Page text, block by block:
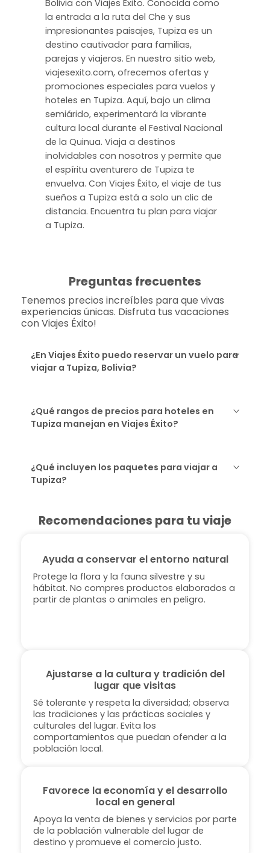
Bolivia con Viajes Éxito. Conocida como
la entrada a la ruta del Che y sus
impresionantes paisajes, Tupiza es un
destino cautivador para familias,
parejas y viajeros. En nuestro sitio web,
viajesexito.com, ofrecemos ofertas y
promociones especiales para vuelos y
hoteles en Tupiza. Aquí, bajo un clima
semiárido, experimentará la vibrante
cultura local durante el Festival Nacional
de la Quinua. Viaja a destinos
inolvidables con nosotros y permite que
el espíritu aventurero de Tupiza te
envuelva. Con Viajes Éxito, el viaje de tus
sueños a Tupiza está a solo un clic de
distancia. Encuentra tu plan para viajar
a Tupiza.
Preguntas frecuentes
Tenemos precios increíbles para que vivas
experiencias únicas. Disfruta tus vacaciones
con Viajes Éxito!
¿En Viajes Éxito puedo reservar un vuelo para
viajar a Tupiza, Bolivia?
¿Qué rangos de precios para hoteles en
Tupiza manejan en Viajes Éxito?
¿Qué incluyen los paquetes para viajar a
Tupiza?
Recomendaciones para tu viaje
Ayuda a conservar el entorno natural
Protege la flora y la fauna silvestre y su
hábitat. No compres productos elaborados a
partir de plantas o animales en peligro.
Ajustarse a la cultura y tradición del
lugar que visitas
Sé tolerante y respeta la diversidad; observa
las tradiciones y las prácticas sociales y
culturales del lugar. Evita los
comportamientos que puedan ofender a la
población local.
Favorece la economía y el desarrollo
local en general
Apoya la venta de bienes y servicios por parte
de la población vulnerable del lugar de
destino y promueve el comercio justo.